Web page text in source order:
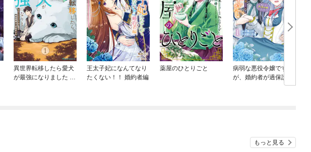
異世界転移したら愛犬
が最強になりました ～
王太子妃になんてなり
たくない！！ 婚約者編
薬屋のひとりごと
病弱な悪役令嬢です
が、婚約者が過保護す
ぎて逃げ出したい(私た
もっと見る